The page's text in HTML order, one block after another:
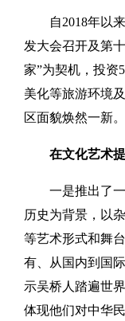
自2018年以
发大会召开及第
家”为契机，投资
美化等旅游环境
区面貌焕然一新。
在文化艺术
一是推出了
历史为背景，以
等艺术形式和舞
有、从国内到国
示吴桥人踏遍世
体现他们对中华